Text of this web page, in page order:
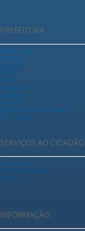
PREFEITURA
Prefeito e Vice
Secretarias
ARAPREV
SAEMA
TCA
Fundo Social
Legislação
Ouvidoria
Registrar Acesso a Informação
Fale Conosco
SERVIÇOS AO CIDADÃO
Ganha Tempo
Tributação Fazenda
Urbanismo
INFORMAÇÃO